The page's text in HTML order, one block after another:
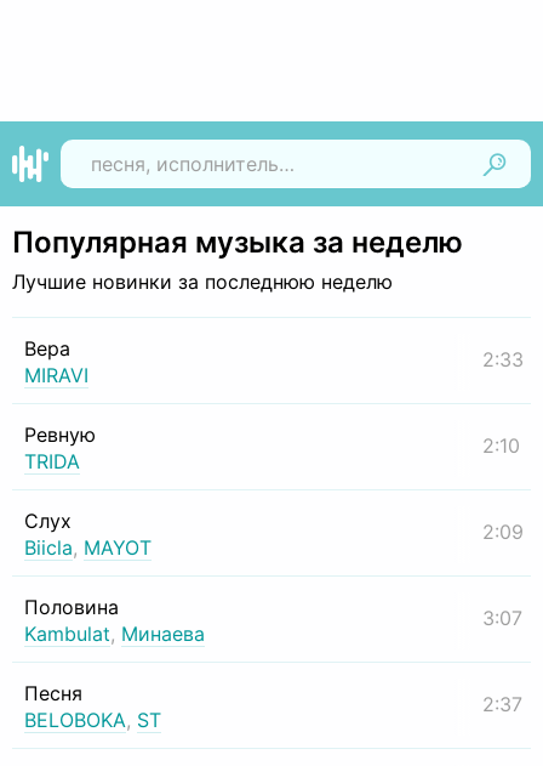
Популярная музыка за неделю
Лучшие новинки за последнюю неделю
Вера
MIRAVI
2:33
Ревную
TRIDA
2:10
Слух
Biicla, MAYOT
2:09
Половина
Kambulat, Минаева
3:07
Песня
BELOBOKA, ST
2:37